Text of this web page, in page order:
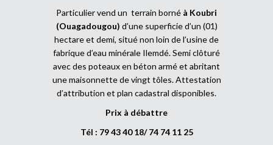
Particulier vend un terrain borné à Koubri
(Ouagadougou) d’une superficie d’un (01)
hectare et demi, situé non loin de l’usine de
fabrique d’eau minérale Ilemdé. Semi clôturé
avec des poteaux en béton armé et abritant
une maisonnette de vingt tôles. Attestation
d’attribution et plan cadastral disponibles.
Prix à débattre
Tél : 79 43 40 18/ 74 74 11 25